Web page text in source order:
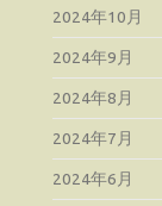
2024年10月
2024年9月
2024年8月
2024年7月
2024年6月